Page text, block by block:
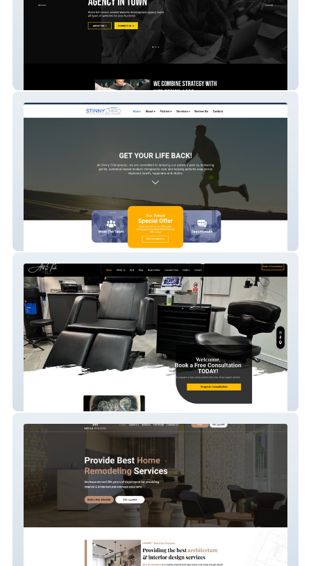
RSTECH WEB AGENCY
All Ink Tattoo Studi
M E N I Builders